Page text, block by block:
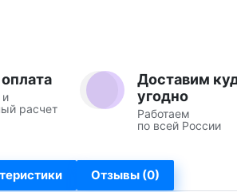
расчет
Доставим
угодно
Работаем
по всей России
Отзывы (0)